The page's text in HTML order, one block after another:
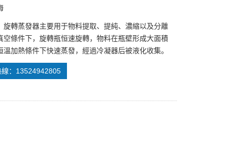
旋轉蒸發器主要用于物料提取、提純、濃縮以及分離
空條件下，旋轉瓶恒速旋轉，物料在瓶壁形成大面積
溫加熱條件下快速蒸發，經過冷凝器后被液化收集。
線：13524942805